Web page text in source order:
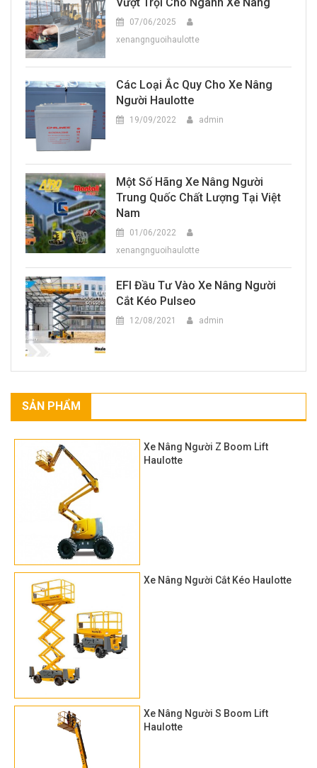
07/06/2025
xenangnguoihaulotte
Các Loại Ắc Quy Cho Xe Nâng
Người Haulotte
19/09/2022 admin
Một Số Hãng Xe Nâng Người
Trung Quốc Chất Lượng Tại Việt
Nam
01/06/2022
xenangnguoihaulotte
EFI Đầu Tư Vào Xe Nâng Người
Cắt Kéo Pulseo
12/08/2021 admin
SẢN PHẨM
Xe Nâng Người Z Boom Lift
Haulotte
Xe Nâng Người Cắt Kéo Haulotte
Xe Nâng Người S Boom Lift
Haulotte